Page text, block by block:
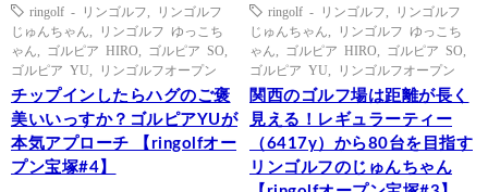
ringolf - リンゴルフ
リンゴルフ
じゅんちゃん
リンゴルフ ゆっこち
ゃん
ゴルピア HIRO ゴルピア SO
ゴルピア YU
リンゴルフオープン
チップインしたらハグのご褒
美いいっすか？ゴルピアYUが
本気アプローチ 【ringolfオー
プン宝塚#4】
ringolf - リンゴルフ
リンゴルフ
じゅんちゃん
リンゴルフ ゆっこち
ゃん
ゴルピア HIRO ゴルピア SO
ゴルピア YU
リンゴルフオープン
関西のゴルフ場は距離が長く
見える！レギュラーティー
（6417y）から80台を目指す
リンゴルフのじゅんちゃん